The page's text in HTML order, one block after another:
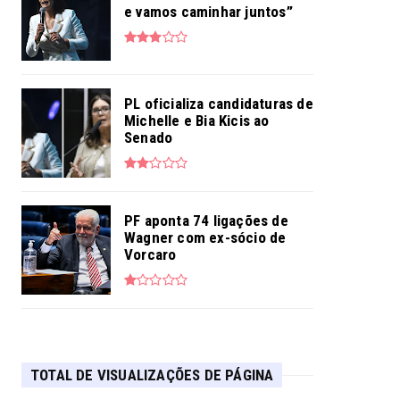
e vamos caminhar juntos”
PL oficializa candidaturas de
Michelle e Bia Kicis ao
Senado
PF aponta 74 ligações de
Wagner com ex-sócio de
Vorcaro
TOTAL DE VISUALIZAÇÕES DE PÁGINA